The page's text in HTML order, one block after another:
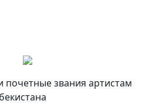
почетные звания артистам